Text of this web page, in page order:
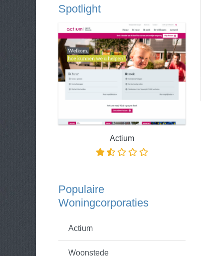
Spotlight
Actium
Populaire
Woningcorporaties
Actium
Woonstede